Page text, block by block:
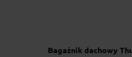
Bagażnik dachowy